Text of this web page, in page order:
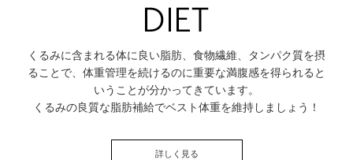
くるみに含まれる体に良い脂肪、食物繊維、タンパク質を摂
ることで、体重管理を続けるのに重要な満腹感を得られると
いうことが分かってきています。
くるみの良質な脂肪補給でベスト体重を維持しましょう！
詳しく見る